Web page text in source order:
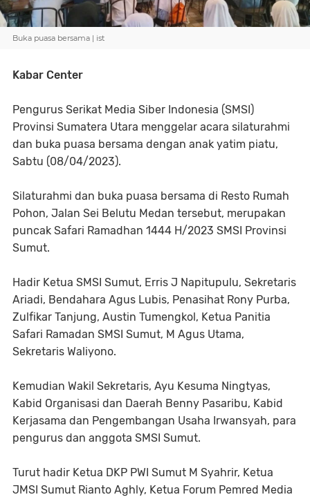
Buka puasa bersama | ist
Kabar Center
Pengurus Serikat Media Siber Indonesia (SMSI)
Provinsi Sumatera Utara menggelar acara silaturahmi
dan buka puasa bersama dengan anak yatim piatu,
Sabtu (08/04/2023).
Silaturahmi dan buka puasa bersama di Resto Rumah
Pohon, Jalan Sei Belutu Medan tersebut, merupakan
puncak Safari Ramadhan 1444 H/2023 SMSI Provinsi
Sumut.
Hadir Ketua SMSI Sumut, Erris J Napitupulu, Sekretaris
Ariadi, Bendahara Agus Lubis, Penasihat Rony Purba,
Zulfikar Tanjung, Austin Tumengkol, Ketua Panitia
Safari Ramadan SMSI Sumut, M Agus Utama,
Sekretaris Waliyono.
Kemudian Wakil Sekretaris, Ayu Kesuma Ningtyas,
Kabid Organisasi dan Daerah Benny Pasaribu, Kabid
Kerjasama dan Pengembangan Usaha Irwansyah, para
pengurus dan anggota SMSI Sumut.
Turut hadir Ketua DKP PWI Sumut M Syahrir, Ketua
JMSI Sumut Rianto Aghly, Ketua Forum Pemred Media